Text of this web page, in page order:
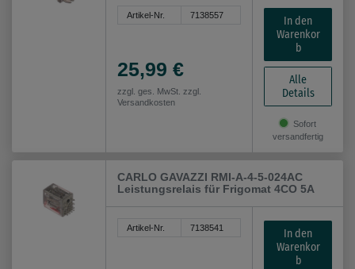
Artikel-Nr. 7138557
25,99 €
zzgl. ges. MwSt. zzgl.
Versandkosten
In den
Warenkor
b
Alle
Details
Sofort
versandfertig
CARLO GAVAZZI RMI-A-4-5-024AC
Leistungsrelais für Frigomat 4CO 5A
Artikel-Nr. 7138541
In den
Warenkor
b